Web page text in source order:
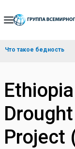
Skip
Navigation
Что такое бедность
Project